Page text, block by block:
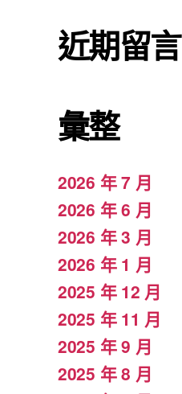
近期留言
彙整
2026 年 7 月
2026 年 6 月
2026 年 3 月
2026 年 1 月
2025 年 12 月
2025 年 11 月
2025 年 9 月
2025 年 8 月